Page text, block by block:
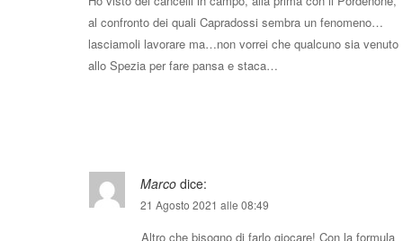
al confronto dei quali Capradossi sembra un fenomeno…
lasciamoli lavorare ma…non vorrei che qualcuno sia venuto
allo Spezia per fare pansa e staca…
Marco dice:
21 Agosto 2021 alle 08:49
Altro che bisogno di farlo giocare! Con la formula